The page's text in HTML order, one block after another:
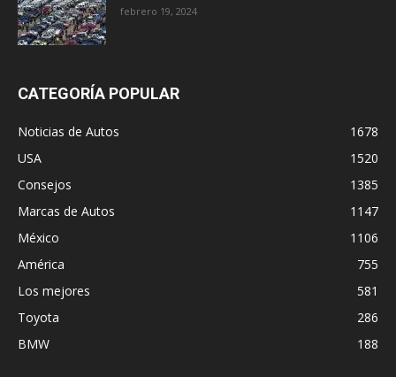
febrero 19, 2024
CATEGORÍA POPULAR
Noticias de Autos
1678
USA
1520
Consejos
1385
Marcas de Autos
1147
México
1106
América
755
Los mejores
581
Toyota
286
BMW
188